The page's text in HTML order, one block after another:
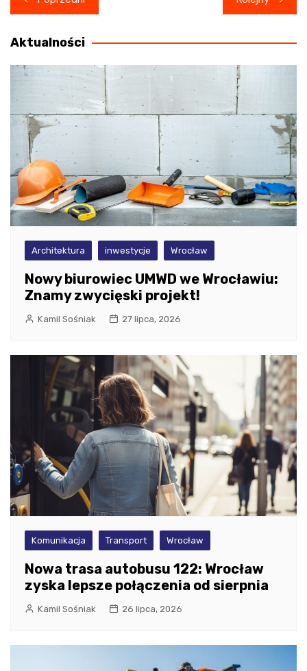
wpisu
Aktualności
Architektura inwestycje Wrocław
Nowy biurowiec UMWD we Wrocławiu:
Znamy zwycięski projekt!
Kamil Sośniak 27 lipca, 2026
Komunikacja Transport Wrocław
Nowa trasa autobusu 122: Wrocław
zyska lepsze połączenia od sierpnia
Kamil Sośniak 26 lipca, 2026